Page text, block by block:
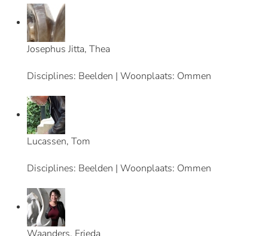
Josephus Jitta, Thea
Disciplines: Beelden | Woonplaats: Ommen
Lucassen, Tom
Disciplines: Beelden | Woonplaats: Ommen